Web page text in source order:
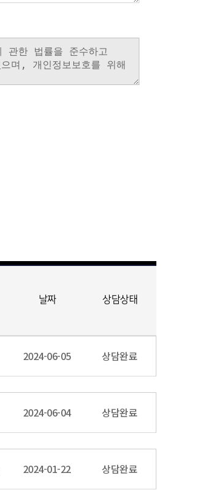
날짜 상담상태
2024-06-05 상담완료
2024-06-04 상담완료
2024-01-22 상담완료